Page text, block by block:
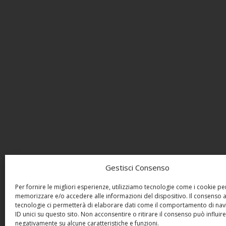
Gestisci Consenso
Per fornire le migliori esperienze, utilizziamo tecnologie come i cookie
memorizzare e/o accedere alle informazioni del dispositivo. Il consenso
tecnologie ci permetterà di elaborare dati come il comportamento di
ID unici su questo sito. Non acconsentire o ritirare il consenso può influire
negativamente su alcune caratteristiche e funzioni.